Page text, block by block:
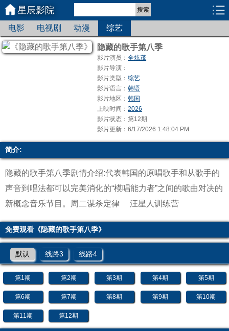
星辰影院 搜索
电影 电视剧 动漫 综艺
隐藏的歌手第八季
影片演员：全炫茂
影片导演：
影片类型：综艺
影片语言：韩语
影片地区：韩国
上映时间：2026
影片状态：第12期
影片更新：6/17/2026 1:48:04 PM
简介:
隐藏的歌手第八季剧情介绍:代表韩国的原唱歌手和从歌手的
声音到唱法都可以完美消化的“模唱能力者”之间的歌曲对决的
新概念音乐节目。
周二谋杀定律 汪星人训练营
免费观看《隐藏的歌手第八季》
默认 线路3 线路4
第1期 第2期 第3期 第4期 第5期
第6期 第7期 第8期 第9期 第10期
第11期 第12期